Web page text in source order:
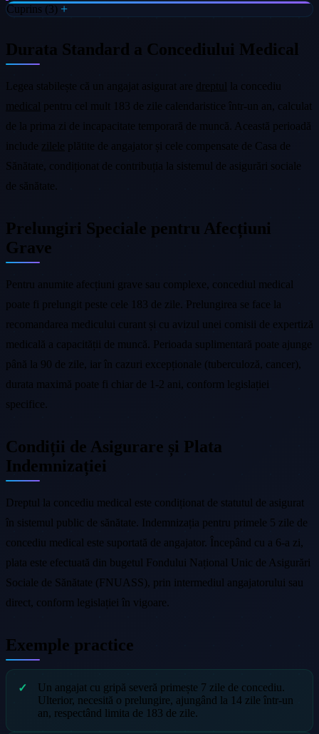
Cuprins (3)
Durata Standard a Concediului Medical
Legea stabilește că un angajat asigurat are dreptul la concediu
medical pentru cel mult 183 de zile calendaristice într-un an, calculat
de la prima zi de incapacitate temporară de muncă. Această perioadă
include zilele plătite de angajator și cele compensate de Casa de
Sănătate, condiționat de contribuția la sistemul de asigurări sociale
de sănătate.
Prelungiri Speciale pentru Afecțiuni
Grave
Pentru anumite afecțiuni grave sau complexe, concediul medical
poate fi prelungit peste cele 183 de zile. Prelungirea se face la
recomandarea medicului curant și cu avizul unei comisii de expertiză
medicală a capacității de muncă. Perioada suplimentară poate ajunge
până la 90 de zile, iar în cazuri excepționale (tuberculoză, cancer),
durata maximă poate fi chiar de 1-2 ani, conform legislației
specifice.
Condiții de Asigurare și Plata
Indemnizației
Dreptul la concediu medical este condiționat de statutul de asigurat
în sistemul public de sănătate. Indemnizația pentru primele 5 zile de
concediu medical este suportată de angajator. Începând cu a 6-a zi,
plata este efectuată din bugetul Fondului Național Unic de Asigurări
Sociale de Sănătate (FNUASS), prin intermediul angajatorului sau
direct, conform legislației în vigoare.
Exemple practice
Un angajat cu gripă severă primește 7 zile de concediu.
Ulterior, necesită o prelungire, ajungând la 14 zile într-un
an, respectând limita de 183 de zile.